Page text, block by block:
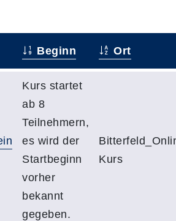
Beginn Ort
Kurs startet
ab 8
Teilnehmern,
es wird der
Startbeginn
vorher
bekannt
gegeben.
Kurs